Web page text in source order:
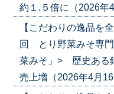
約１.５倍に（2026年
【こだわりの逸品を
回 とり野菜みそ専
菜みそ」> 歴史ある
売上増（2026年4月